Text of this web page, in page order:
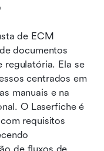
de ECM
documentos
regulatória. Ela se
centrados em
manuais e na
O Laserfiche é
requisitos